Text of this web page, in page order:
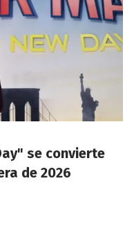
se convierte
de 2026